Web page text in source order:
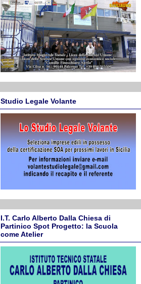
Studio Legale Volante
I.T. Carlo Alberto Dalla Chiesa di
Partinico Spot Progetto: la Scuola
come Atelier